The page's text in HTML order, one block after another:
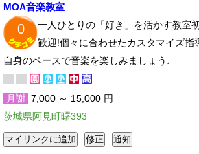
MOA音楽教室
0
一人ひとりの「好き」を活かす教室
歓迎!個々に合わせたカスタマイズ指
自身のペースで音楽を楽しみましょう♩
月謝 7,000 ～ 15,000 円
茨城県阿見町曙393